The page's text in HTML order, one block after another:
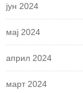
јун 2024
мај 2024
април 2024
март 2024